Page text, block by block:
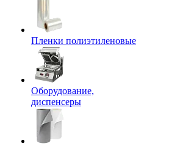
Пленки полиэтиленовые
Оборудование,
диспенсеры